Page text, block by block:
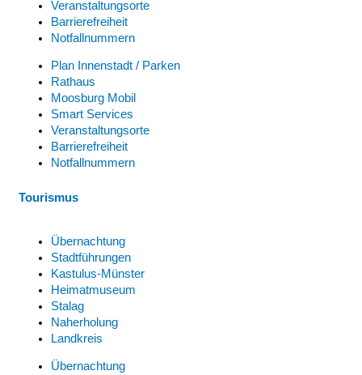
Veranstaltungsorte
Barrierefreiheit
Notfallnummern
Plan Innenstadt / Parken
Rathaus
Moosburg Mobil
Smart Services
Veranstaltungsorte
Barrierefreiheit
Notfallnummern
Tourismus
Übernachtung
Stadtführungen
Kastulus-Münster
Heimatmuseum
Stalag
Naherholung
Landkreis
Übernachtung